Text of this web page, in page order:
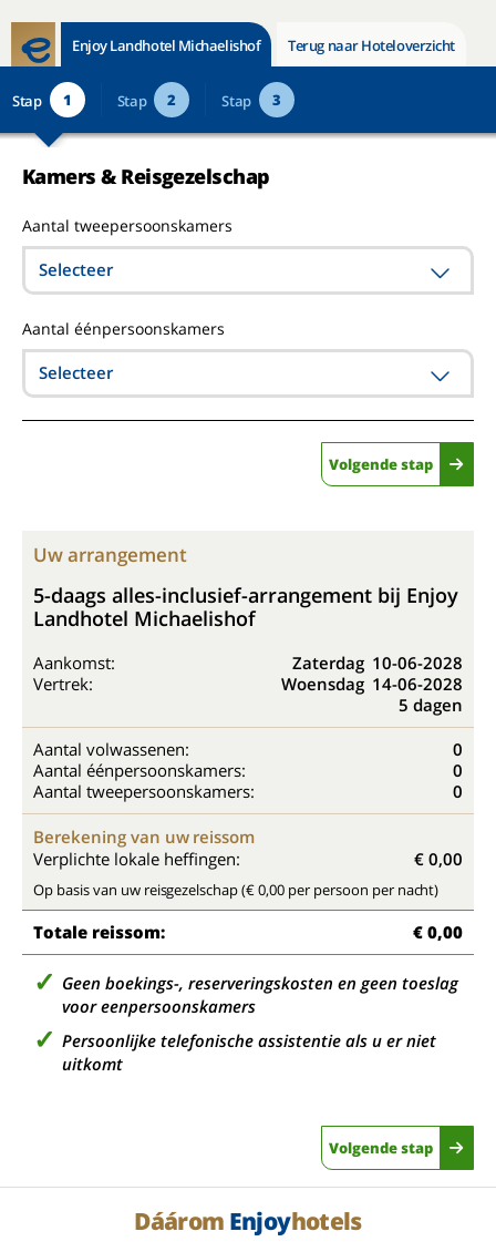
Enjoy Landhotel Michaelishof Terug naar Hoteloverzicht
Stap 1 Stap 2 Stap 3
Kamers & Reisgezelschap
Aantal tweepersoonskamers
Selecteer
Aantal éénpersoonskamers
Selecteer
Volgende stap
Uw arrangement
5-daags alles-inclusief-arrangement bij Enjoy
Landhotel Michaelishof
Aankomst: Zaterdag 10-06-2028
Vertrek:
Woensdag 14-06-2028
5 dagen
Aantal volwassenen:
0
Aantal éénpersoonskamers:
0
Aantal tweepersoonskamers:
0
Berekening van uw reissom
Verplichte lokale heffingen:
€ 0,00
Op basis van uw reisgezelschap (€ 0,00 per persoon per nacht)
Totale reissom: € 0,00
Geen boekings-, reserveringskosten en geen toeslag
voor eenpersoonskamers
Persoonlijke telefonische assistentie als u er niet
uitkomt
Volgende stap
Dáárom Enjoyhotels